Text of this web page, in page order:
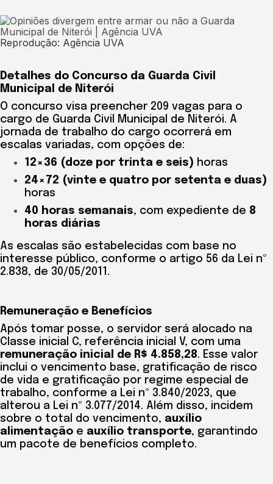
Reprodução: Agência UVA
Detalhes do Concurso da Guarda Civil
Municipal de Niterói
O concurso visa preencher 209 vagas para o
cargo de Guarda Civil Municipal de Niterói. A
jornada de trabalho do cargo ocorrerá em
escalas variadas, com opções de:
12×36 (doze por trinta e seis) horas
24×72 (vinte e quatro por setenta e duas)
horas
40 horas semanais, com expediente de 8
horas diárias
As escalas são estabelecidas com base no
interesse público, conforme o artigo 56 da Lei nº
2.838, de 30/05/2011.
Remuneração e Benefícios
Após tomar posse, o servidor será alocado na
Classe inicial C, referência inicial V, com uma
remuneração inicial de R$ 4.858,28. Esse valor
inclui o vencimento base, gratificação de risco
de vida e gratificação por regime especial de
trabalho, conforme a Lei nº 3.840/2023, que
alterou a Lei nº 3.077/2014. Além disso, incidem
sobre o total do vencimento, auxílio
alimentação e auxílio transporte, garantindo
um pacote de benefícios completo.